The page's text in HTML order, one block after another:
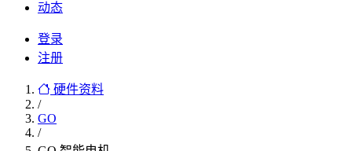
动态
登录
注册
硬件资料
/
GO
/